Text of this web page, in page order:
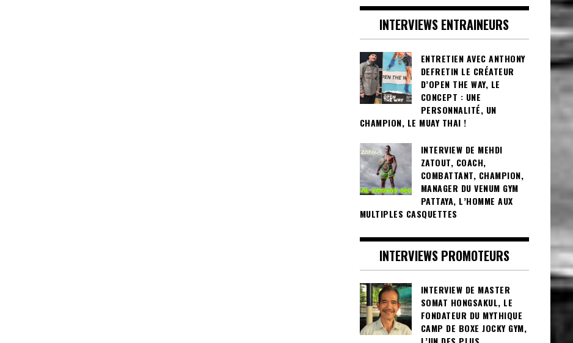
INTERVIEWS ENTRAINEURS
ENTRETIEN AVEC ANTHONY
DEFRETIN LE CRÉATEUR
D’OPEN THE WAY, LE
CONCEPT : UNE
PERSONNALITÉ, UN
CHAMPION, LE MUAY THAI !
INTERVIEW DE MEHDI
ZATOUT, COACH,
COMBATTANT, CHAMPION,
MANAGER DU VENUM GYM
PATTAYA, L’HOMME AUX
MULTIPLES CASQUETTES
INTERVIEWS PROMOTEURS
INTERVIEW DE MASTER
SOMAT HONGSAKUL, LE
FONDATEUR DU MYTHIQUE
CAMP DE BOXE JOCKY GYM,